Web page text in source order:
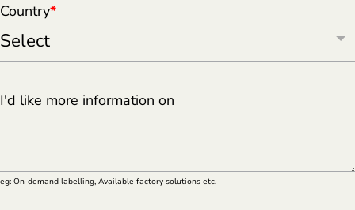
Country*
I'd like more information on
eg: On-demand labelling, Available factory solutions etc.